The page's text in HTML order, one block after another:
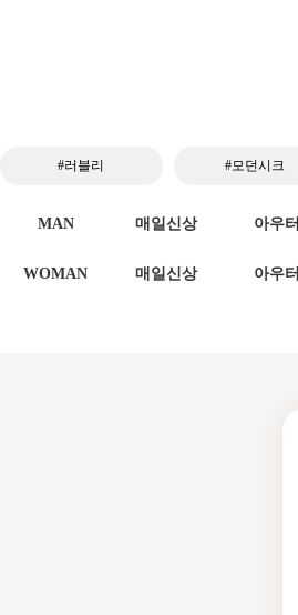
#러블리 #모던시크
MAN 매일신상 아우터
WOMAN 매일신상 아우터